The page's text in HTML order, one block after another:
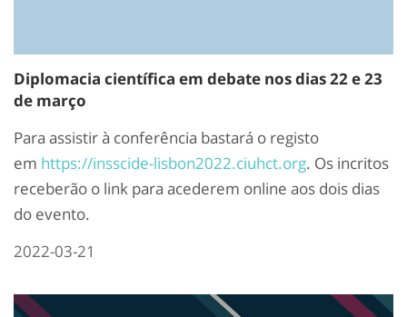
Diplomacia científica em debate nos dias 22 e 23
de março
Para assistir à conferência bastará o registo
em https://insscide-lisbon2022.ciuhct.org. Os incritos
receberão o link para acederem online aos dois dias
do evento.
2022-03-21